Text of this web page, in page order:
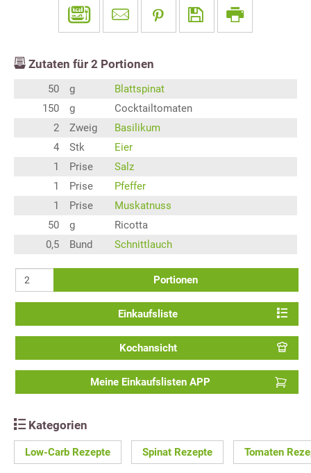
Zutaten für 2 Portionen
50 g
Blattspinat
150
g
Cocktailtomaten
2
Zweig
Basilikum
4
Stk
Eier
1
Prise
Salz
1
Prise
Pfeffer
1
Prise
Muskatnuss
50
g
Ricotta
0,5
Bund Schnittlauch
Portionen
Einkaufsliste
Kochansicht
Meine Einkaufslisten APP
Kategorien
Low-Carb Rezepte Spinat Rezepte Tomaten